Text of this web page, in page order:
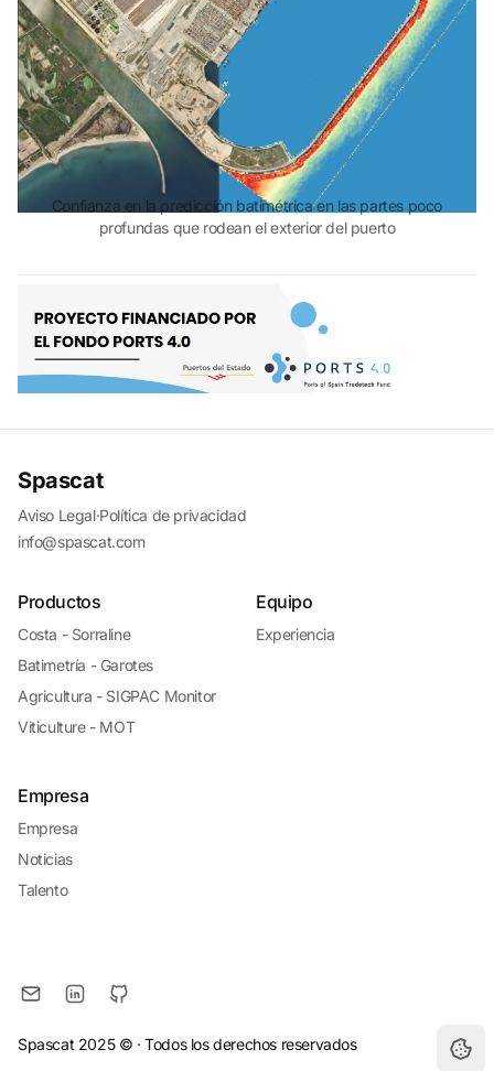
Confianza en la predicción batimétrica en las partes poco
profundas que rodean el exterior del puerto
Spascat
Aviso Legal·Política de privacidad
info@spascat.com
Productos
Costa - Sorraline
Batimetría - Garotes
Agricultura - SIGPAC Monitor
Viticulture - MOT
Equipo
Experiencia
Empresa
Empresa
Noticias
Talento
Spascat 2025 © · Todos los derechos reservados